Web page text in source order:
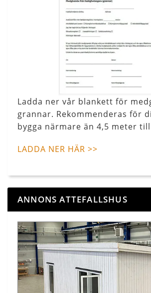
Ladda ner vår blankett för
grannar. Rekommenderas för
bygga närmare än 4,5 meter
LADDA NER HÄR >>
ANNONS ATTEFALLSHUS